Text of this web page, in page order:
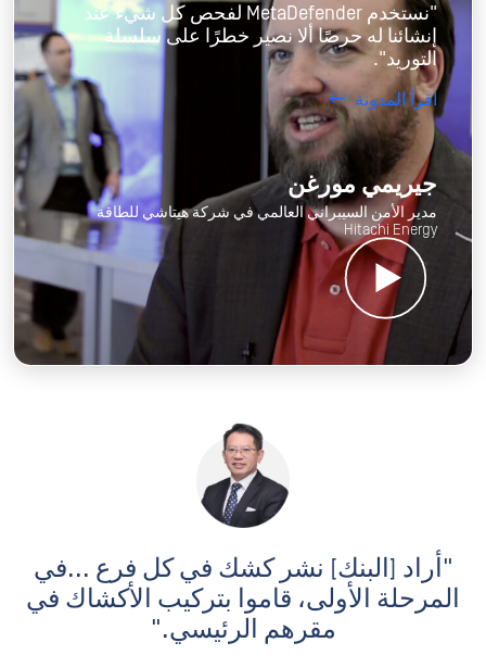
"نستخدم MetaDefender لفحص كل شيء عند
إنشائنا له حرصًا ألا نصير خطرًا على سلسلة
التوريد".
اقرأ المدونة
جيريمي مورغن
مدير الأمن السيبراني العالمي في شركة هيتاشي للطاقة
Hitachi Energy
"أراد [البنك] نشر كشك في كل فرع ...في
المرحلة الأولى، قاموا بتركيب الأكشاك في
مقرهم الرئيسي."